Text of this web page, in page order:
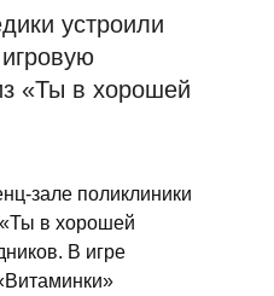
устроили
«Ты в хорошей
поликлиники
в хорошей
В игре